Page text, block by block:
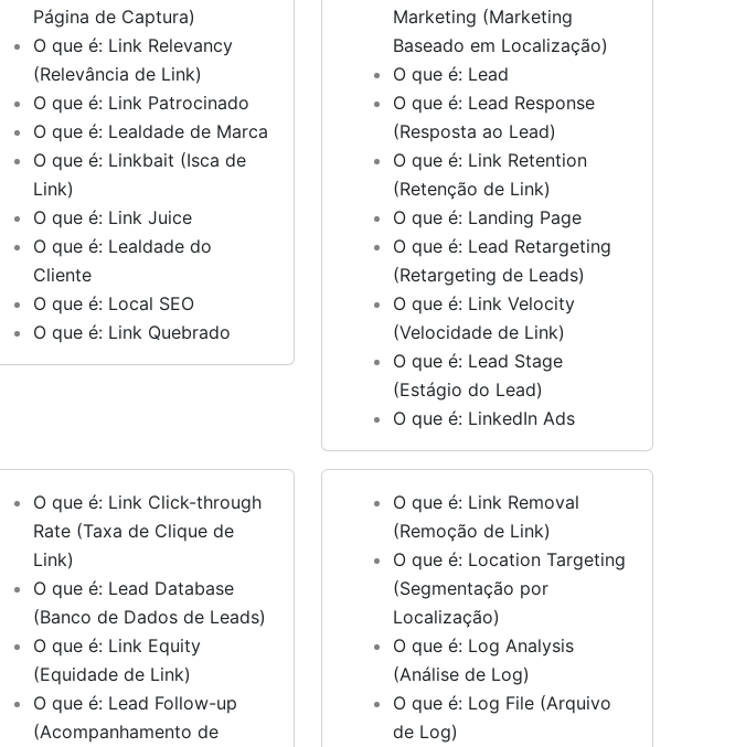
Página de Captura)
O que é: Link Relevancy
(Relevância de Link)
O que é: Link Patrocinado
O que é: Lealdade de Marca
O que é: Linkbait (Isca de
Link)
O que é: Link Juice
O que é: Lealdade do
Cliente
O que é: Local SEO
O que é: Link Quebrado
Marketing (Marketing
Baseado em Localização)
O que é: Lead
O que é: Lead Response
(Resposta ao Lead)
O que é: Link Retention
(Retenção de Link)
O que é: Landing Page
O que é: Lead Retargeting
(Retargeting de Leads)
O que é: Link Velocity
(Velocidade de Link)
O que é: Lead Stage
(Estágio do Lead)
O que é: LinkedIn Ads
O que é: Link Click-through
Rate (Taxa de Clique de
Link)
O que é: Lead Database
(Banco de Dados de Leads)
O que é: Link Equity
(Equidade de Link)
O que é: Lead Follow-up
(Acompanhamento de
O que é: Link Removal
(Remoção de Link)
O que é: Location Targeting
(Segmentação por
Localização)
O que é: Log Analysis
(Análise de Log)
O que é: Log File (Arquivo
de Log)